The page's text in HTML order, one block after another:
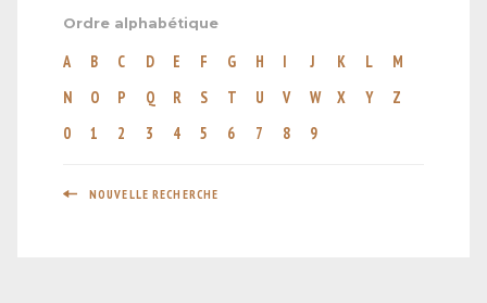
Ordre alphabétique
A B C D E F G H I J K L
M
N
O P Q R S T U V W X Y
Z
0
1 2 3 4 5 6 7 8 9
NOUVELLE RECHERCHE